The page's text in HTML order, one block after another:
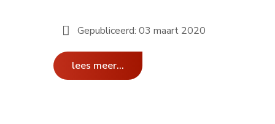
Gepubliceerd: 03 maart 2020
lees meer...